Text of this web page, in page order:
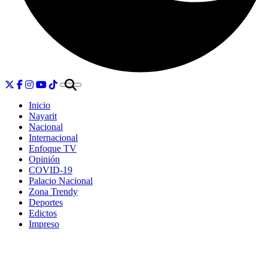
Inicio
Nayarit
Nacional
Internacional
Enfoque TV
Opinión
COVID-19
Palacio Nacional
Zona Trendy
Deportes
Edictos
Impreso